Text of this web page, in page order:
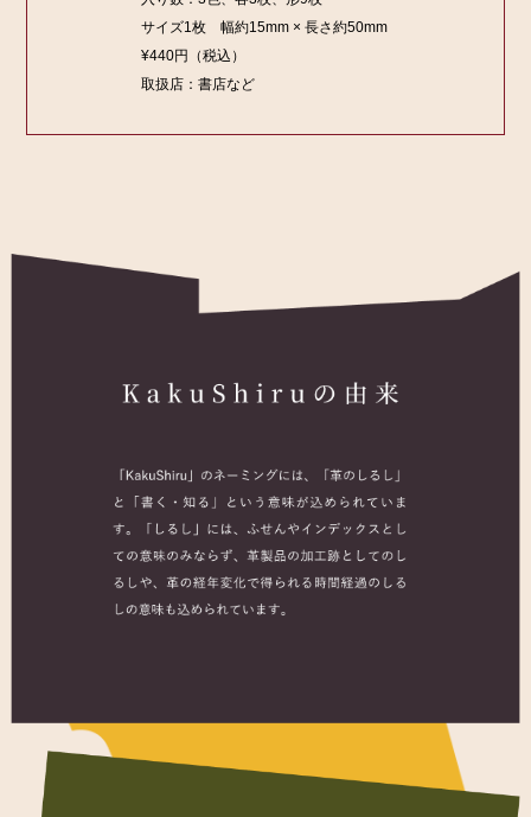
サイズ1枚 幅約15mm × 長さ約50mm
¥440円（税込）
取扱店：書店など